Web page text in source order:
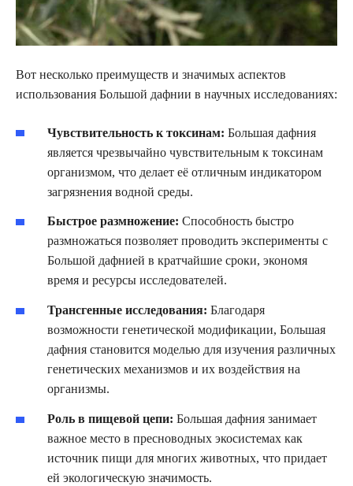
Вот несколько преимуществ и значимых аспектов
использования Большой дафнии в научных исследованиях:
Чувствительность к токсинам: Большая дафния
является чрезвычайно чувствительным к токсинам
организмом, что делает её отличным индикатором
загрязнения водной среды.
Быстрое размножение: Способность быстро
размножаться позволяет проводить эксперименты с
Большой дафнией в кратчайшие сроки, экономя
время и ресурсы исследователей.
Трансгенные исследования: Благодаря
возможности генетической модификации, Большая
дафния становится моделью для изучения различных
генетических механизмов и их воздействия на
организмы.
Роль в пищевой цепи: Большая дафния занимает
важное место в пресноводных экосистемах как
источник пищи для многих животных, что придает
ей экологическую значимость.